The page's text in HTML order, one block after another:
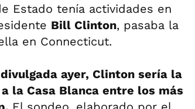
Estado tenía actividades en
Bill Clinton, pasaba la
en Connecticut.
ayer, Clinton sería la
la Casa Blanca entre los más